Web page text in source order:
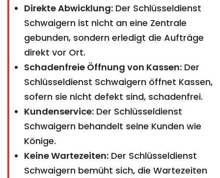
Direkte Abwicklung: Der Schlüsseldienst
Schwaigern ist nicht an eine Zentrale
gebunden, sondern erledigt die Aufträge
direkt vor Ort.
Schadenfreie Öffnung von Kassen: Der
Schlüsseldienst Schwaigern öffnet Kassen,
sofern sie nicht defekt sind, schadenfrei.
Kundenservice: Der Schlüsseldienst
Schwaigern behandelt seine Kunden wie
Könige.
Keine Wartezeiten: Der Schlüsseldienst
Schwaigern bemüht sich, die Wartezeiten